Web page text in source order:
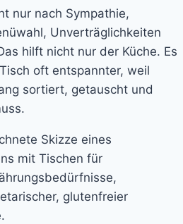
nur nach Sympathie,
Unverträglichkeiten
hilft nicht nur der Küche. Es
oft entspannter, weil
sortiert, getauscht und